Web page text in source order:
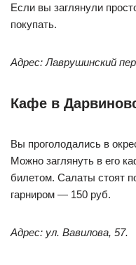
Если вы заглянули
покупать.
Адрес: Лаврушинский
Кафе в
Вы проголодались в
Можно заглянуть в его
билетом. Салаты стоят
гарниром — 150 руб.
Адрес: ул. Вавилова, 57.